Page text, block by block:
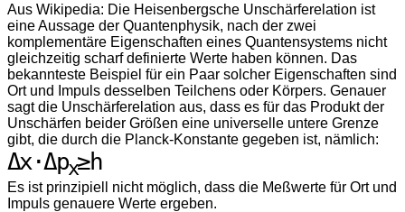
Aus Wikipedia: Die Heisenbergsche Unschärferelation ist
eine Aussage der Quantenphysik, nach der zwei
komplementäre Eigenschaften eines Quantensystems nicht
gleichzeitig scharf definierte Werte haben können. Das
bekannteste Beispiel für ein Paar solcher Eigenschaften sind
Ort und Impuls desselben Teilchens oder Körpers. Genauer
sagt die Unschärferelation aus, dass es für das Produkt der
Unschärfen beider Größen eine universelle untere Grenze
gibt, die durch die Planck-Konstante gegeben ist, nämlich:
Δx·Δpx ≥h
Es ist prinzipiell nicht möglich, dass die Meßwerte für Ort und
Impuls genauere Werte ergeben.